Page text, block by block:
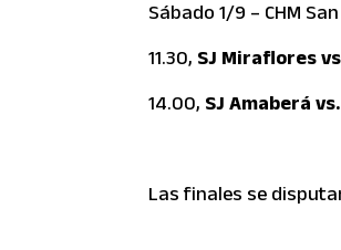
Sábado 1/9 – CHM
11.30, SJ Miraflores
14.00, SJ Amaberá
Las finales se